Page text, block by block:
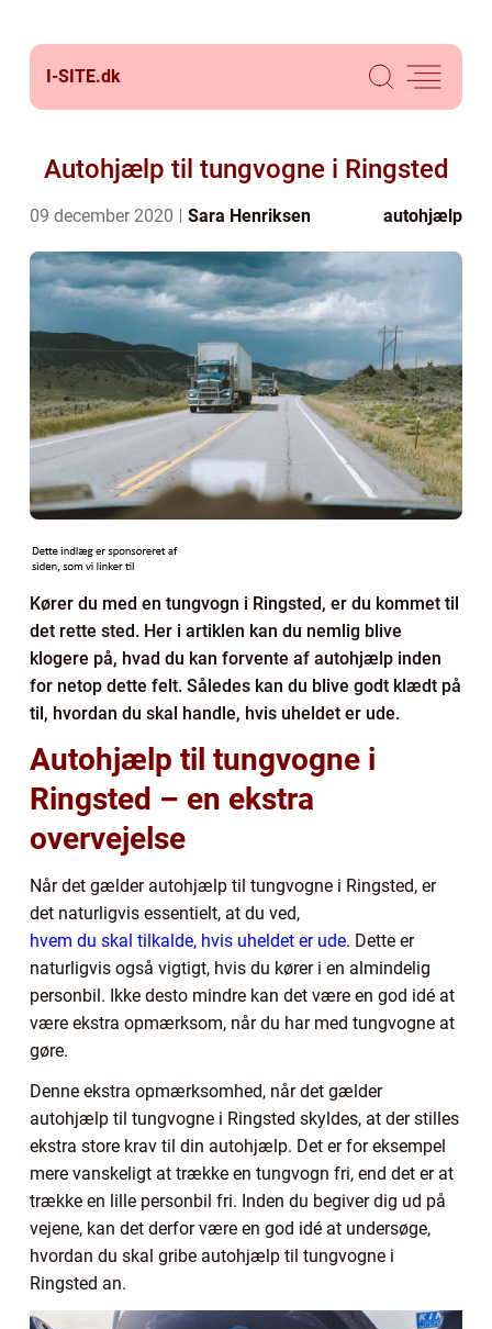
I-SITE.dk
Autohjælp til tungvogne i Ringsted
09 december 2020 Sara Henriksen autohjælp
Kører du med en tungvogn i Ringsted, er du kommet til
det rette sted. Her i artiklen kan du nemlig blive
klogere på, hvad du kan forvente af autohjælp inden
for netop dette felt. Således kan du blive godt klædt på
til, hvordan du skal handle, hvis uheldet er ude.
Autohjælp til tungvogne i
Ringsted – en ekstra
overvejelse
Når det gælder autohjælp til tungvogne i Ringsted, er
det naturligvis essentielt, at du ved,
hvem du skal tilkalde, hvis uheldet er ude. Dette er
naturligvis også vigtigt, hvis du kører i en almindelig
personbil. Ikke desto mindre kan det være en god idé at
være ekstra opmærksom, når du har med tungvogne at
gøre.
Denne ekstra opmærksomhed, når det gælder
autohjælp til tungvogne i Ringsted skyldes, at der stilles
ekstra store krav til din autohjælp. Det er for eksempel
mere vanskeligt at trække en tungvogn fri, end det er at
trække en lille personbil fri. Inden du begiver dig ud på
vejene, kan det derfor være en god idé at undersøge,
hvordan du skal gribe autohjælp til tungvogne i
Ringsted an.